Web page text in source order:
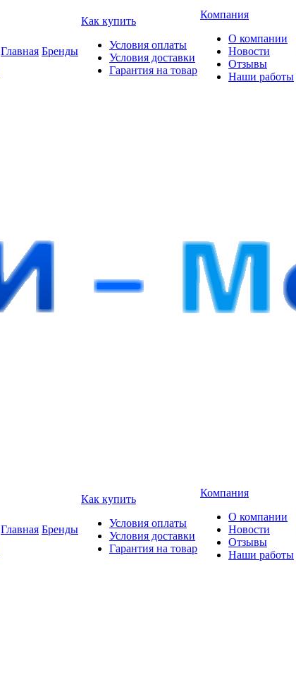
Главная Бренды
Как купить
Условия оплаты
Условия доставки
Гарантия на товар
Компания
О компании
Новости
Отзывы
Наши работы
Главная Бренды
Как купить
Условия оплаты
Условия доставки
Гарантия на товар
Компания
О компании
Новости
Отзывы
Наши работы